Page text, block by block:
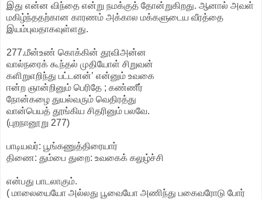
இது என்ன விந்தை என்று நமக்குத் தோன்றுகிறது. ஆனால் அவள்
மகிழ்ந்ததற்கான காரணம் அக்கால மக்களுடைய வீரத்தை
இயம்புவதாகவுள்ளது.
277.மீன்உண் கொக்கின் தூவிஅன்ன
வால்நரைக் கூந்தல் முதியோள் சிறுவன்
களிறுஎறிந்து பட்டனன்’ என்னும் உவகை
ஈன்ற ஞான்றினும் பெரிதே ; கண்ணீர்
நோன்கழை துயல்வரும் வெதிரத்து
வான்பெயத் தூங்கிய சிதரினும் பலவே.
(புறநானூறு 277)
பாடியவர்: பூங்கணுத்திரையார்
திணை: தும்பை துறை: உவகைக் கலுழ்ச்சி
என்பது பாடலாகும்.
( மாலையையோ அல்லது பூவையோ அணிந்து பகைவரோடு போர்